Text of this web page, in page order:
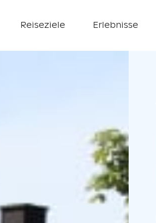
Reiseziele Erlebnisse